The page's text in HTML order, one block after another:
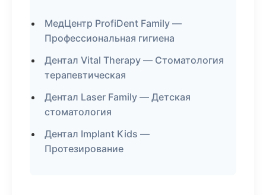
МедЦентр ProfiDent Family —
Профессиональная гигиена
Дентал Vital Therapy — Стоматология
терапевтическая
Дентал Laser Family — Детская
стоматология
Дентал Implant Kids —
Протезирование